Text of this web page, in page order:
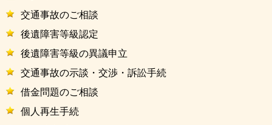
交通事故のご相談
後遺障害等級認定
後遺障害等級の異議申立
交通事故の示談・交渉・訴訟手続
借金問題のご相談
個人再生手続